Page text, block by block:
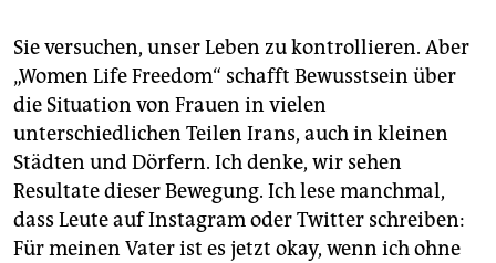
Sie versuchen, unser Leben zu kontrollieren. Aber
„Women Life Freedom“ schafft Bewusstsein über
die Situation von Frauen in vielen
unterschiedlichen Teilen Irans, auch in kleinen
Städten und Dörfern. Ich denke, wir sehen
Resultate dieser Bewegung. Ich lese manchmal,
dass Leute auf Instagram oder Twitter schreiben:
Für meinen Vater ist es jetzt okay, wenn ich ohne